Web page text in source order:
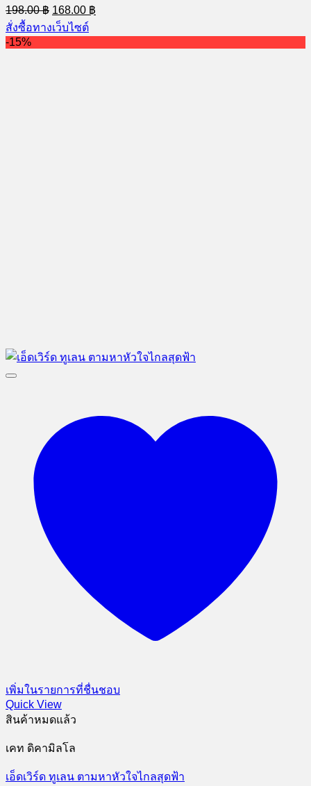
198.00฿ Original
price
was:
198.00 ฿.
168.00 ฿
price
168.00 ฿.
สั่งซื้อทางเว็บไซต์
-15%
เพิ่มในรายการที่ชื่นชอบ
Quick View
สินค้าหมดแล้ว
เคท ดิคามิลโล
เอ็ดเวิร์ด ทูเลน ตามหาหัวใจไกลสุดฟ้า